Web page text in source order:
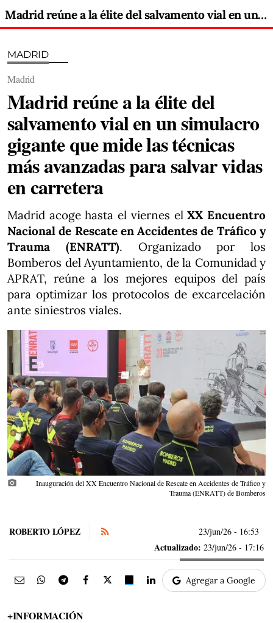
Madrid reúne a la élite del salvamento vial en un simulacro gigante que mide las técnicas más avanzadas para salvar vidas en carretera
MADRID
Madrid
Madrid reúne a la élite del
salvamento vial en un simulacro
gigante que mide las técnicas
más avanzadas para salvar vidas
en carretera
Madrid acoge hasta el viernes elXX Encuentro
Nacional de Rescate en Accidentes de Tráfico y
Trauma (ENRATT). Organizado por los
Bomberos del Ayuntamiento, de la Comunidad y
APRAT, reúne a los mejores equipos del país
para optimizar los protocolos de excarcelación
ante siniestros viales.
photo_camera
Inauguración del XX Encuentro Nacional de Rescate en Accidentes de Tráfico y
Trauma (ENRATT) de Bomberos
ROBERTO LÓPEZ 23/jun/26 - 16:53
Actualizado: 23/jun/26 - 17:16
Agregar a Google
+INFORMACIÓN